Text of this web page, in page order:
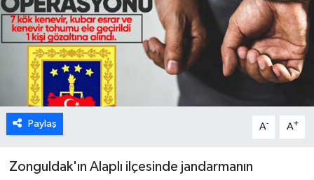
Paylaş A- A+
Zonguldak'ın Alaplı ilçesinde jandarmanın
Ulusal